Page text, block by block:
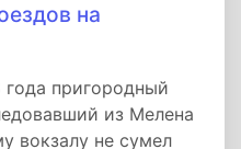
на
пригородный
из Мелена
вокзалу не сумел